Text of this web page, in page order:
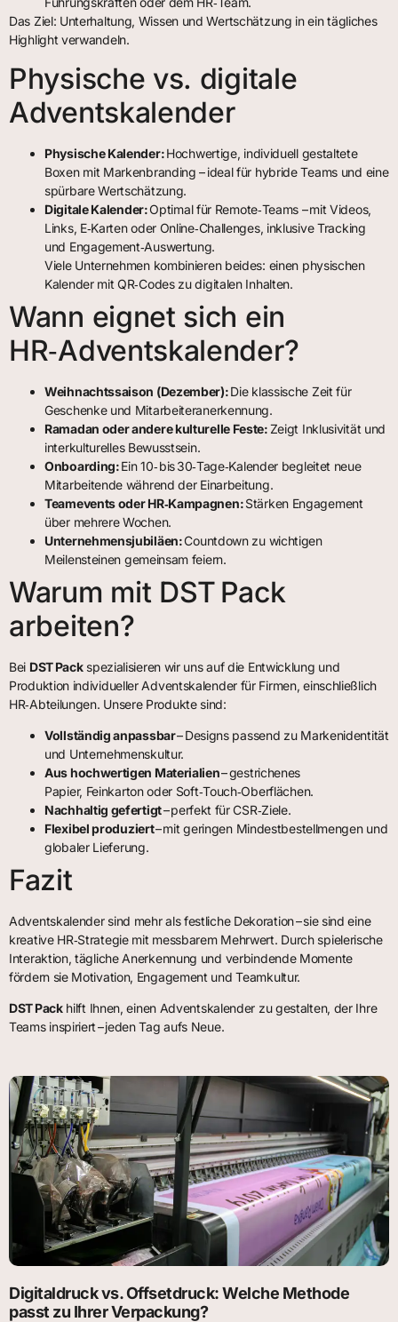
Das Ziel: Unterhaltung, Wissen und Wertschätzung in ein tägliches
Highlight verwandeln.
Physische vs. digitale
Adventskalender
Physische Kalender:Hochwertige, individuell gestaltete
Boxen mit Markenbranding – ideal für hybride Teams und eine
spürbare Wertschätzung.
Digitale Kalender:Optimal für Remote‑Teams – mit Videos,
Links, E‑Karten oder Online‑Challenges, inklusive Tracking
und Engagement‑Auswertung.
Viele Unternehmen kombinieren beides: einen physischen
Kalender mit QR‑Codes zu digitalen Inhalten.
Wann eignet sich ein
HR‑Adventskalender?
Weihnachtssaison (Dezember):Die klassische Zeit für
Geschenke und Mitarbeiteranerkennung.
Ramadan oder andere kulturelle Feste:Zeigt Inklusivität und
interkulturelles Bewusstsein.
Onboarding:Ein 10‑ bis 30‑Tage‑Kalender begleitet neue
Mitarbeitende während der Einarbeitung.
Teamevents oder HR‑Kampagnen:Stärken Engagement
über mehrere Wochen.
Unternehmensjubiläen:Countdown zu wichtigen
Meilensteinen gemeinsam feiern.
Warum mit DST Pack
arbeiten?
Bei DST Packspezialisieren wir uns auf die Entwicklung und
Produktion individueller Adventskalender für Firmen, einschließlich
HR‑Abteilungen. Unsere Produkte sind:
Vollständig anpassbar– Designs passend zu Markenidentität
und Unternehmenskultur.
Aus hochwertigen Materialien– gestrichenes
Papier, Feinkarton oder Soft‑Touch‑Oberflächen.
Nachhaltig gefertigt– perfekt für CSR‑Ziele.
Flexibel produziert– mit geringen Mindestbestellmengen und
globaler Lieferung.
Fazit
Adventskalender sind mehr als festliche Dekoration – sie sind eine
kreative HR‑Strategie mit messbarem Mehrwert. Durch spielerische
Interaktion, tägliche Anerkennung und verbindende Momente
fördern sie Motivation, Engagement und Teamkultur.
DST Packhilft Ihnen, einen Adventskalender zu gestalten, der Ihre
Teams inspiriert – jeden Tag aufs Neue.
Digitaldruck vs. Offsetdruck: Welche Methode
passt zu Ihrer Verpackung?